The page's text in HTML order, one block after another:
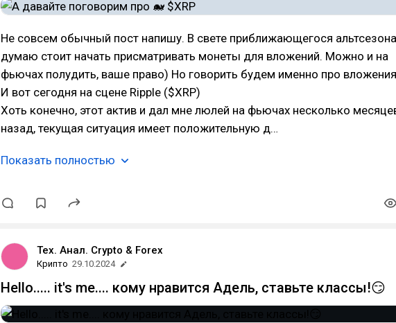
Не совсем обычный пост напишу. В свете приближающегося
думаю стоит начать присматривать монеты для вложений. Можно и на
фьючах полудить, ваше право) Но говорить будем именно про
И вот сегодня на сцене Ripple ($XRP)
Хоть конечно, этот актив и дал мне люлей на фьючах несколько
назад, текущая ситуация имеет положительную д…
Показать полностью
Тех. Анал. Crypto & Forex
Крипто 29.10.2024
Hello..... it's me.... кому нравится Адель, ставьте классы!😏